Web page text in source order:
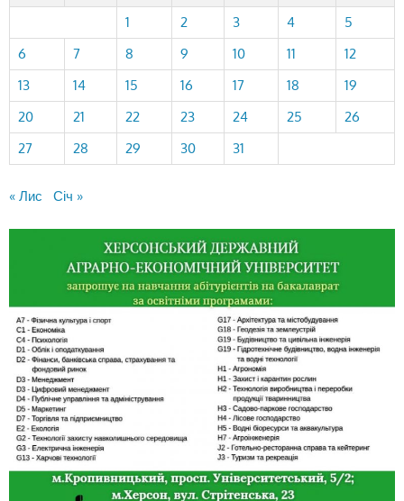
1
2 3 4
5
6
7 8 9 10 11
12
13
14 15 16 17 18
19
20
21 22 23 24 25
26
27
28 29 30 31
« Лис Січ »